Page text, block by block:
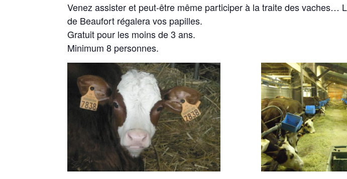
Venez assister et peut-être même participer à la traite des vaches…
de Beaufort régalera vos papilles.
Gratuit pour les moins de 3 ans.
Minimum 8 personnes.